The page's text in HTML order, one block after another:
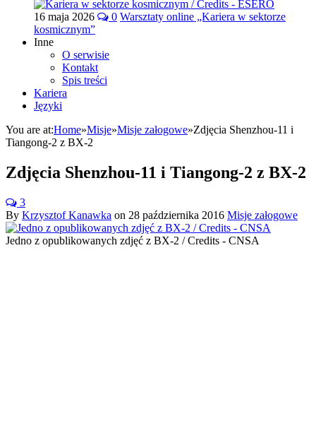
16 maja 2026 0 Warsztaty online „Kariera w sektorze
kosmicznym”
Inne
O serwisie
Kontakt
Spis treści
Kariera
Języki
You are at:Home»Misje»Misje załogowe»Zdjęcia Shenzhou-11 i
Tiangong-2 z BX-2
Zdjęcia Shenzhou-11 i Tiangong-2 z BX-2
3
By Krzysztof Kanawka on 28 października 2016 Misje załogowe
Jedno z opublikowanych zdjęć z BX-2 / Credits - CNSA